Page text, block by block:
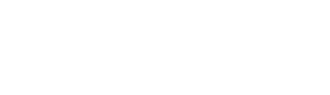
から、ケンブリッジ大学で過ごした青春期、3人の女性との恋愛、
になるまでの生い立ちとともに、映画では描ききれなかった全3回